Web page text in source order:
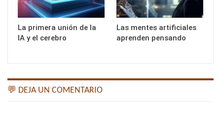
La primera unión de la
IA y el cerebro
Las mentes artificiales
aprenden pensando
💬 DEJA UN COMENTARIO